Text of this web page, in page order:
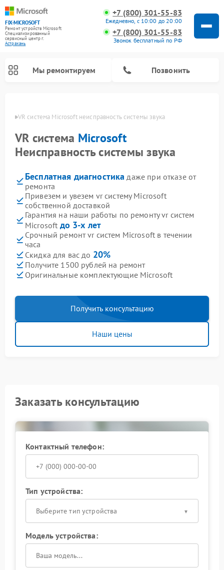
FIX-MICROSOFT
Ремонт устройств Microsoft
Специализированный
cервисный центр г.
Астрахань
+7 (800) 301-55-83
Ежедневно, с 10:00 до 20:00
+7 (800) 301-55-83
Звонок бесплатный по РФ
Мы ремонтируем Позвонить
VR система Microsoft неисправность системы звука
VR система Microsoft
Неисправность системы звука
Бесплатная диагностика даже при отказе от
ремонта
Привезем и увезем vr систему Microsoft
собственной доставкой
Гарантия на наши работы по ремонту vr систем
Microsoft до 3-х лет
Срочный ремонт vr систем Microsoft в течении
часа
Скидка для вас до 20%
Получите 1500 рублей на ремонт
Оригинальные комплектующие Microsoft
Получить консультацию
Наши цены
Заказать консультацию
Контактный телефон:
Тип устройства:
Выберите тип устройства
Модель устройства: